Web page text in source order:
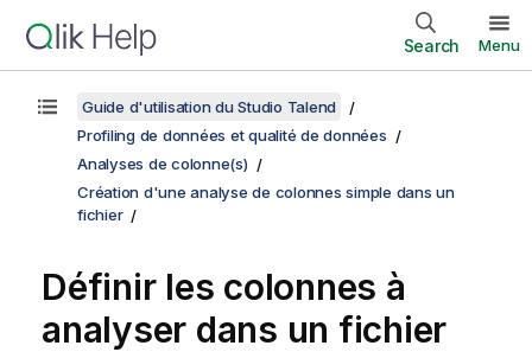
Search Menu
Guide d'utilisation du Studio Talend
Profiling de données et qualité de données
Analyses de colonne(s)
Création d'une analyse de colonnes simple dans un
fichier
Définir les colonnes à
analyser dans un fichier